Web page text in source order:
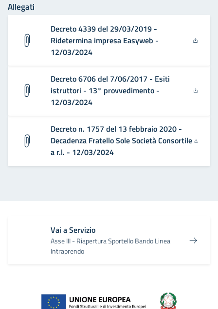
Allegati
Decreto 4339 del 29/03/2019 -
Ridetermina impresa Easyweb -
12/03/2024
Decreto 6706 del 7/06/2017 - Esiti
istruttori - 13° provvedimento -
12/03/2024
Decreto n. 1757 del 13 febbraio 2020 -
Decadenza Fratello Sole Società Consortile
a r.l. - 12/03/2024
Vai a Servizio
Asse III - Riapertura Sportello Bando Linea
Intraprendo